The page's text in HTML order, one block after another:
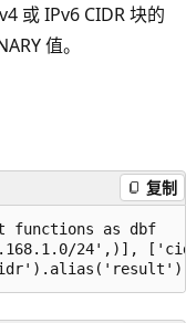
或 IPv6 CIDR 块的
值。
复制
functions as dbf
24',)],